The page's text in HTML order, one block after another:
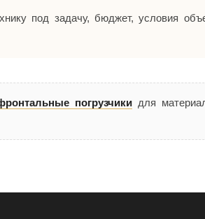
под задачу, бюджет, условия
погрузчики для